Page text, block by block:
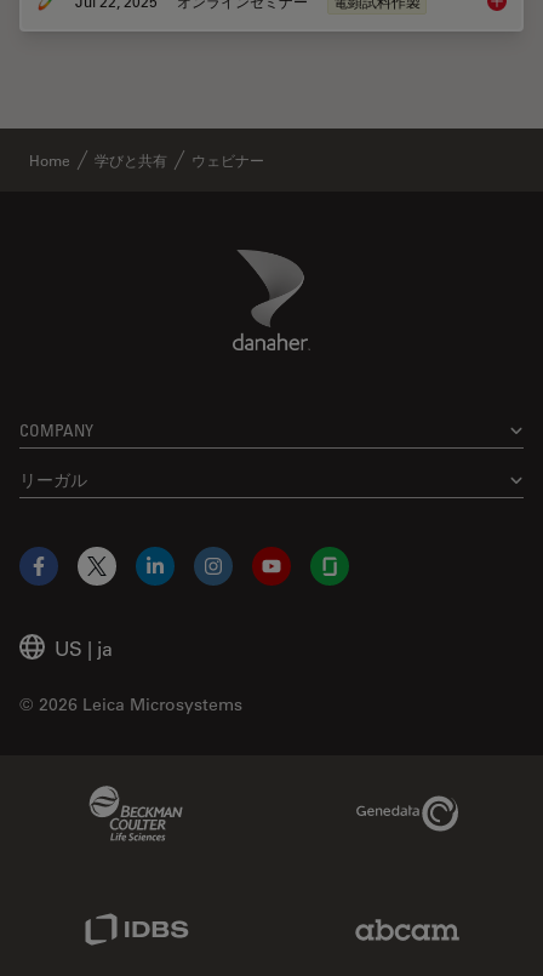
Home 学びと共有 ウェビナー
Danaher Logo
COMPANY
リーガル
US | ja
© 2026 Leica Microsystems
Facebook
X LinkedInInstagramYouTubeGlassdoor
Genedata Link